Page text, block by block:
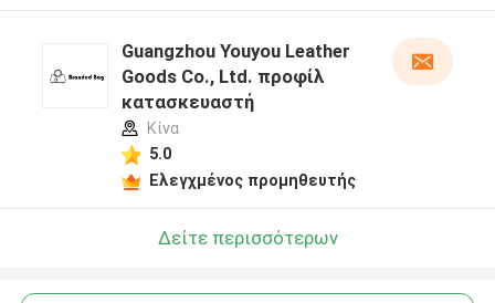
Guangzhou Youyou Leather
Goods Co., Ltd. προφίλ
κατασκευαστή
Κίνα
5.0
Ελεγχμένος προμηθευτής
Δείτε περισσότερων